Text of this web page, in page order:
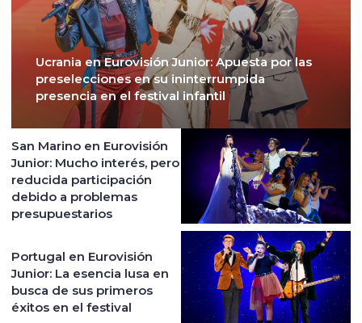
Ucrania en Eurovisión Junior: Apuesta por las
preselecciones en su ininterrumpida
presencia en el festival infantil
San Marino en Eurovisión
Junior: Mucho interés, pero
reducida participación
debido a problemas
presupuestarios
Portugal en Eurovisión
Junior: La esencia lusa en
busca de sus primeros
éxitos en el festival